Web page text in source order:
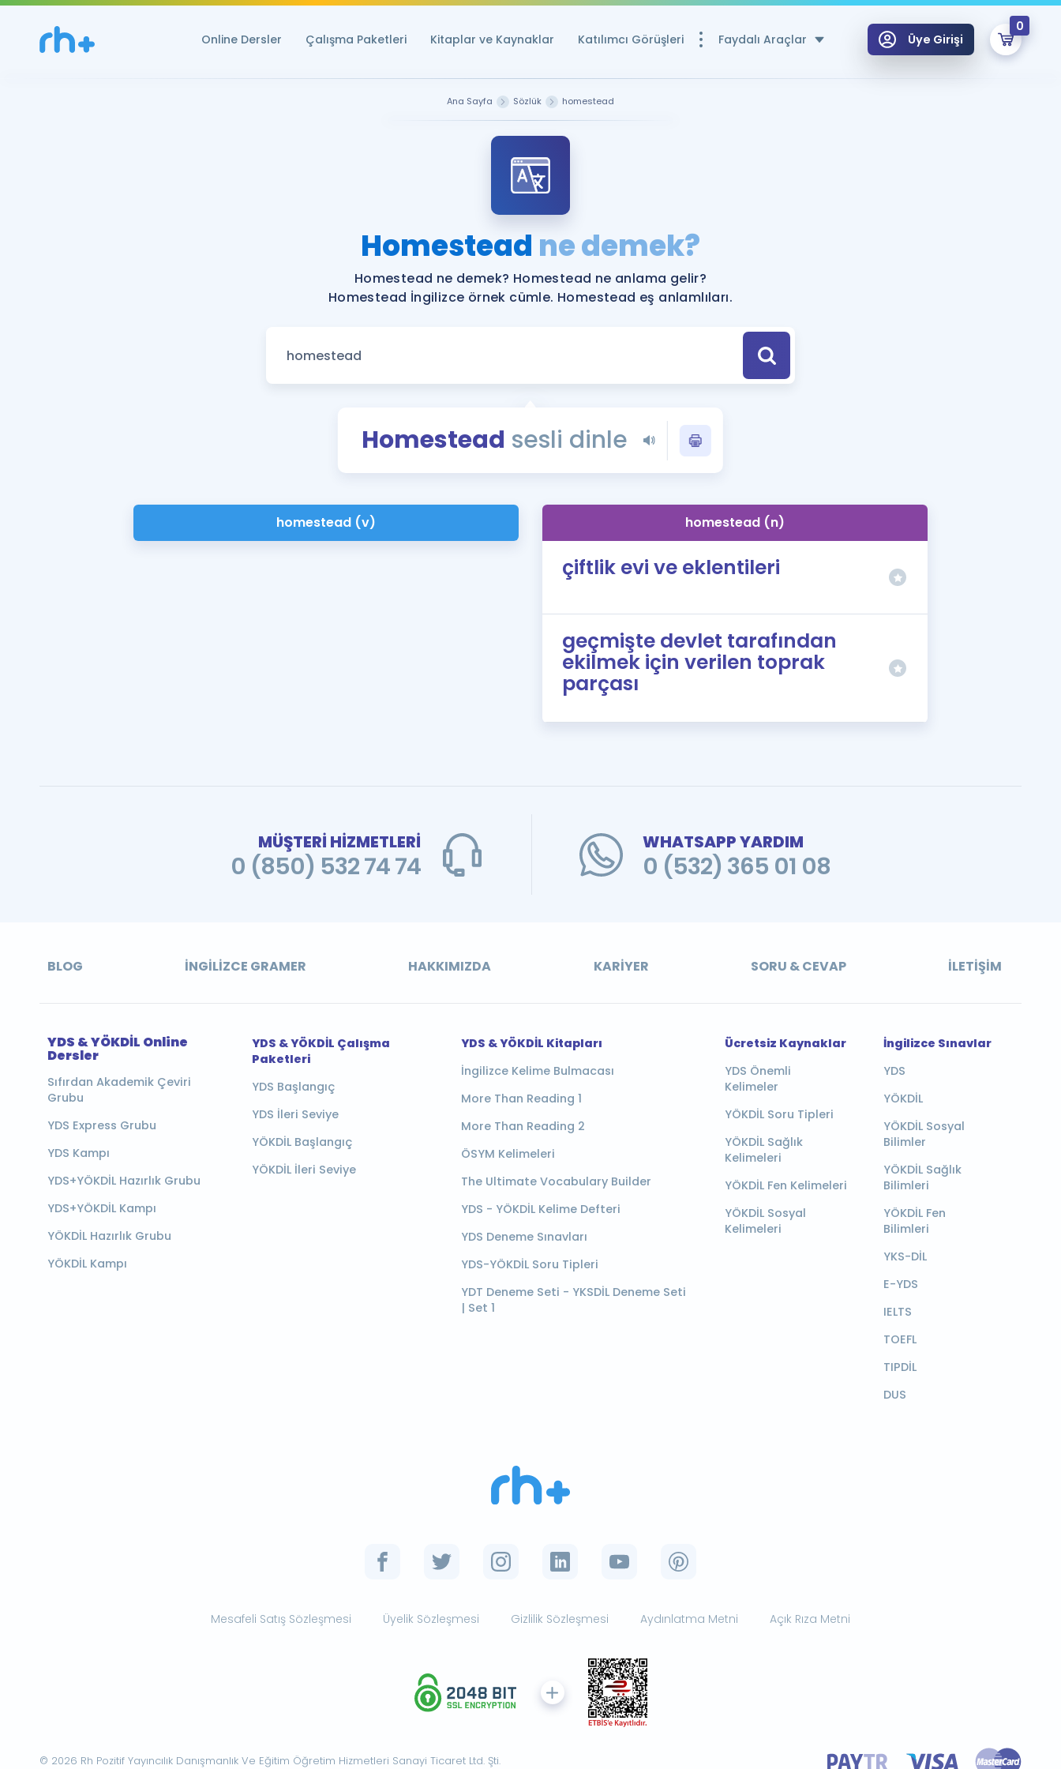
Online Dersler Çalışma Paketleri Kitaplar ve Kaynaklar Katılımcı Görüşleri Faydalı Araçlar
Ücretsiz Kaynaklar
YDS ve YÖKDİL Puan Hesaplama Aracı
YDS ve YÖKDİL'e Hazırlananlar için Öneriler
Tüm ÖSYM Sınavları Tek Takvimde
YDS - YÖKDİL Tüm Sınavlarla İlgili Haberler
İngilizce Gramer
Üye Girişi
0
Remzi Hoca ile seni sınava hazırlayacak onlarca eğitim seni bekliyor!
Ana Sayfa Sözlük homestead
Homestead ne demek?
Homestead ne demek? Homestead ne anlama gelir?
Homestead İngilizce örnek cümle. Homestead eş anlamlıları.
Homestead sesli dinle
homestead (v) homestead (n)
çiftlik evi ve eklentileri
geçmişte devlet tarafından
ekilmek için verilen toprak
parçası
MÜŞTERİ HİZMETLERİ
0 (850) 532 74 74
WHATSAPP YARDIM
0 (532) 365 01 08
BLOG İNGILIZCE GRAMER HAKKIMIZDA KARIYER SORU & CEVAP İLETIŞIM
YDS & YÖKDİL Online
Dersler
Sıfırdan Akademik Çeviri
Grubu
YDS Express Grubu
YDS Kampı
YDS+YÖKDİL Hazırlık Grubu
YDS+YÖKDİL Kampı
YÖKDİL Hazırlık Grubu
YÖKDİL Kampı
YDS & YÖKDİL Çalışma
Paketleri
YDS Başlangıç
YDS İleri Seviye
YÖKDİL Başlangıç
YÖKDİL İleri Seviye
YDS & YÖKDİL Kitapları
İngilizce Kelime Bulmacası
More Than Reading 1
More Than Reading 2
ÖSYM Kelimeleri
The Ultimate Vocabulary Builder
YDS - YÖKDİL Kelime Defteri
YDS Deneme Sınavları
YDS-YÖKDİL Soru Tipleri
YDT Deneme Seti - YKSDİL Deneme Seti
| Set 1
Ücretsiz Kaynaklar
YDS Önemli
Kelimeler
YÖKDİL Soru Tipleri
YÖKDİL Sağlık
Kelimeleri
YÖKDİL Fen Kelimeleri
YÖKDİL Sosyal
Kelimeleri
İngilizce Sınavlar
YDS
YÖKDİL
YÖKDİL Sosyal
Bilimler
YÖKDİL Sağlık
Bilimleri
YÖKDİL Fen
Bilimleri
YKS-DİL
E-YDS
IELTS
TOEFL
TIPDİL
DUS
Mesafeli Satış Sözleşmesi Üyelik Sözleşmesi Gizlilik Sözleşmesi Aydınlatma Metni Açık Rıza Metni
© 2026 Rh Pozitif Yayıncılık Danışmanlık Ve Eğitim Öğretim Hizmetleri Sanayi Ticaret Ltd. Şti.